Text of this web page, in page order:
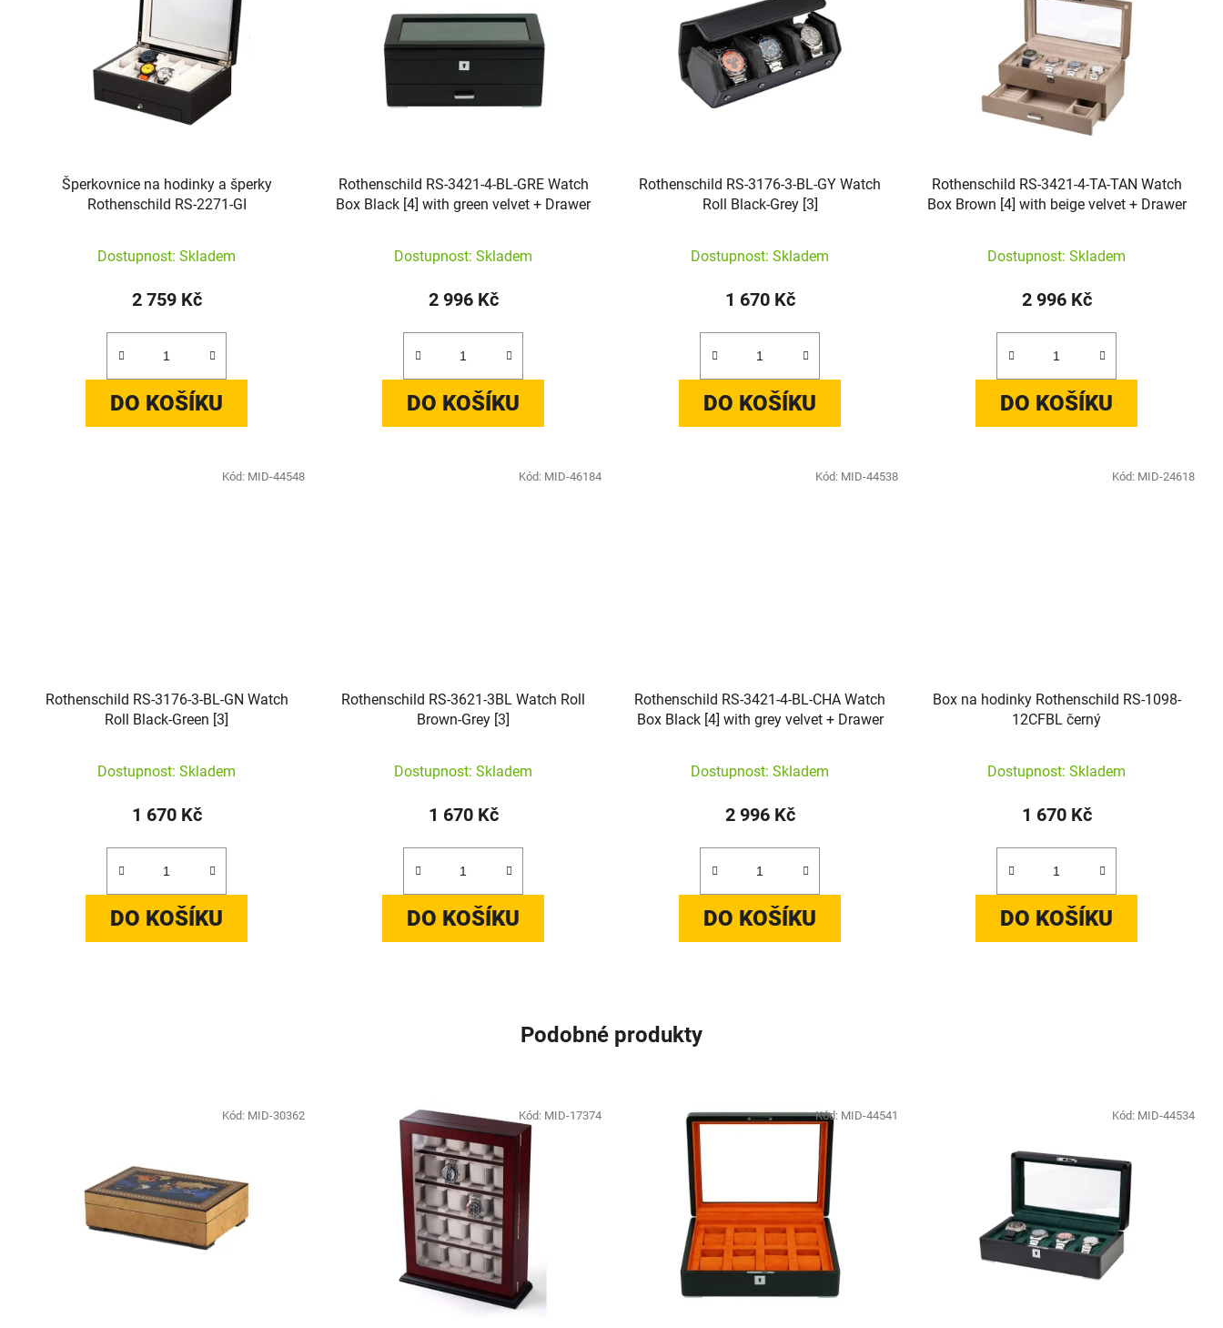
Šperkovnice na hodinky a šperky
Rothenschild RS-2271-GI
Dostupnost: Skladem
2 759 Kč
DO KOŠÍKU
Rothenschild RS-3421-4-BL-GRE Watch
Box Black [4] with green velvet + Drawer
Dostupnost: Skladem
2 996 Kč
DO KOŠÍKU
Rothenschild RS-3176-3-BL-GY Watch
Roll Black-Grey [3]
Dostupnost: Skladem
1 670 Kč
DO KOŠÍKU
Rothenschild RS-3421-4-TA-TAN Watch
Box Brown [4] with beige velvet + Drawer
Dostupnost: Skladem
2 996 Kč
DO KOŠÍKU
Rothenschild RS-3176-3-BL-GN Watch
Roll Black-Green [3]
Dostupnost: Skladem
1 670 Kč
DO KOŠÍKU
Kód: MID-44548
Rothenschild RS-3621-3BL Watch Roll
Brown-Grey [3]
Dostupnost: Skladem
1 670 Kč
DO KOŠÍKU
Kód: MID-46184
Rothenschild RS-3421-4-BL-CHA Watch
Box Black [4] with grey velvet + Drawer
Dostupnost: Skladem
2 996 Kč
DO KOŠÍKU
Kód: MID-44538
Box na hodinky Rothenschild RS-1098-
12CFBL černý
Dostupnost: Skladem
1 670 Kč
DO KOŠÍKU
Kód: MID-24618
Podobné produkty
Kód: MID-30362 Kód: MID-17374 Kód: MID-44541 Kód: MID-44534